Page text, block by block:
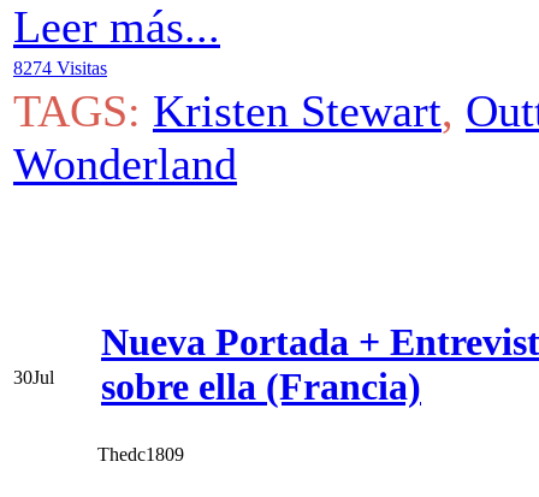
Leer más...
8274 Visitas
TAGS: Kristen Stewart,
Wonderland
30Jul
Nueva Portada +
sobre ella (Francia)
Thedc1809